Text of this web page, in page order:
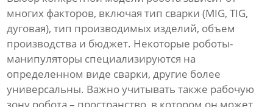
многих факторов, включая тип сварки (MIG, TIG,
дуговая), тип производимых изделий, объем
производства и бюджет. Некоторые роботы-
манипуляторы специализируются на
определенном виде сварки, другие более
универсальны. Важно учитывать также рабочую